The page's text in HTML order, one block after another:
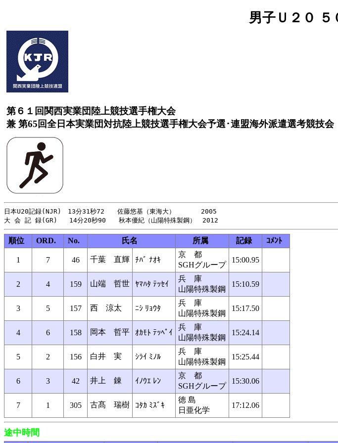
男子Ｕ２０ ５
第６１回関西実業団陸上競技選手権大会
兼 第65回全日本実業団対抗陸上競技選手権大会予選･連盟海外派遣選考競技会
日本U20記録(NJR)　13分31秒72　　佐藤悠基（東海大）　　　　2005
順位 ORD. No. 氏名 所属 記録 ｺﾒﾝﾄ
1 7 46 千葉 直輝 ﾁﾊﾞ ﾅｵｷ
京 都
SGHグループ
15:00.95
2 4 159 山端 哲世 ﾔﾏﾊﾀ ﾃｯｾｲ
兵 庫
山陽特殊製鋼
15:10.59
3 5 157 西 涼太 ﾆｼ ﾘｮｳﾀ
兵 庫
山陽特殊製鋼
15:17.50
4 6 158 岡本 哲平 ｵｶﾓﾄ ﾃｯﾍﾟｲ
兵 庫
山陽特殊製鋼
15:24.14
5 2 156 白井 実 ｼﾗｲ ﾐﾉﾙ
兵 庫
山陽特殊製鋼
15:25.44
6 3 42 井上 錬 ｲﾉｳｴ ﾚﾝ
京 都
SGHグループ
15:30.06
7 1 305 古髙 瑞樹 ｺﾀｶ ﾐｽﾞｷ
徳 島
日亜化学
17:12.06
途中時間